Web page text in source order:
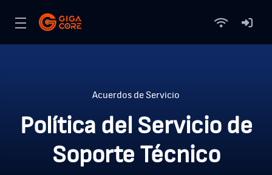
Acuerdos de Servicio
Política del Servicio de
Soporte Técnico